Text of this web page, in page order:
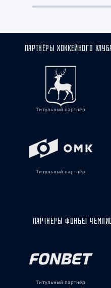
ПАРТНЁРЫ ХОККЕЙНОГО
Титульный партнёр
Титульный партнёр
ПАРТНЁРЫ ФОНБЕТ
Титульный партнёр